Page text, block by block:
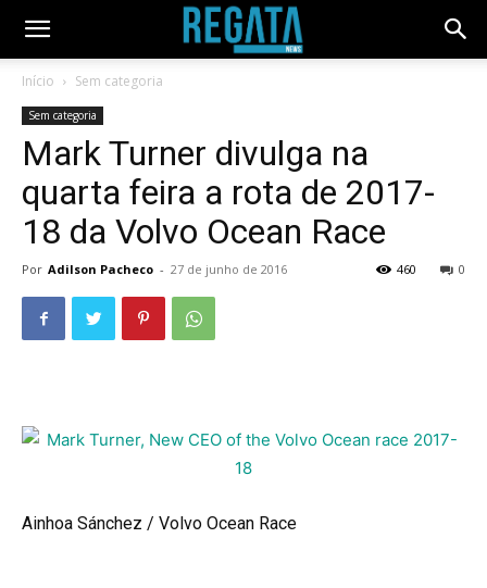
Início Sem categoria
Sem categoria
Mark Turner divulga na
quarta feira a rota de 2017-
18 da Volvo Ocean Race
Por Adilson Pacheco - 27 de junho de 2016 0
460
Ainhoa Sánchez / Volvo Ocean Race